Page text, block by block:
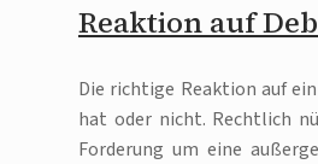
Reaktion auf
Die richtige Reaktion auf
hat oder nicht. Rechtlich
Forderung um eine